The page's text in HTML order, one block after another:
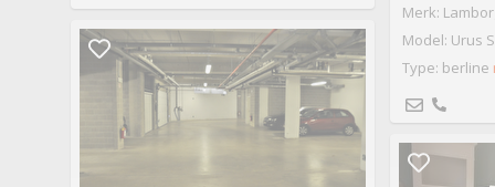
Merk:
Model: Urus
Type: berline